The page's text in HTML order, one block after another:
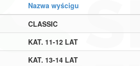
Nazwa wyścigu
CLASSIC
KAT. 11-12 LAT
KAT. 13-14 LAT